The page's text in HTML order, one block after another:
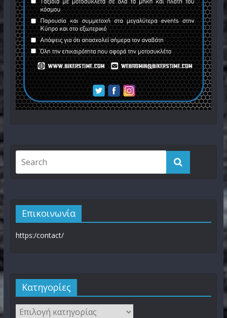
Επικοινωνία
https:/contact/
Kατηγορίες